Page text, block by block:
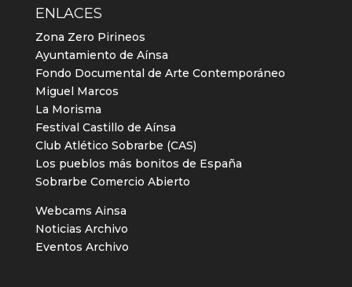
ENLACES
Zona Zero Pirineos
Ayuntamiento de Aínsa
Fondo Documental de Arte Contemporáneo
Miguel Marcos
La Morisma
Festival Castillo de Aínsa
Club Atlético Sobrarbe (CAS)
Los pueblos más bonitos de España
Sobrarbe Comercio Abierto
Webcams Ainsa
Noticias Archivo
Eventos Archivo